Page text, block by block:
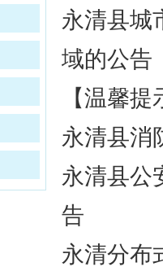
永清县城
域的公告
【温馨
永清县消
永清县公
告
永清分布